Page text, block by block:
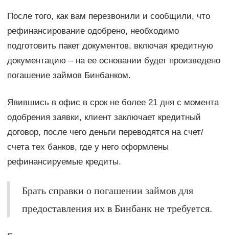
После того, как вам перезвонили и сообщили, что
рефинансирование одобрено, необходимо
подготовить пакет документов, включая кредитную
документацию – на ее основании будет произведено
погашение займов Бинбанком.
Явившись в офис в срок не более 21 дня с момента
одобрения заявки, клиент заключает кредитный
договор, после чего деньги переводятся на счет/
счета тех банков, где у него оформлены
рефинансируемые кредиты.
Брать справки о погашении займов для
предоставления их в Бинбанк не требуется.